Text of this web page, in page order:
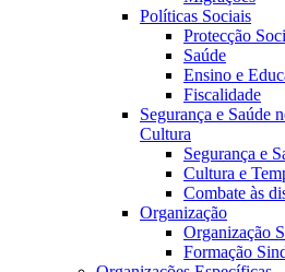
Políticas Sociais
Protecção
Saúde
Ensino e
Fiscalidade
Segurança e Saúde
Cultura
Segurança e
Cultura e
Combate às
Organização
Organização
Formação